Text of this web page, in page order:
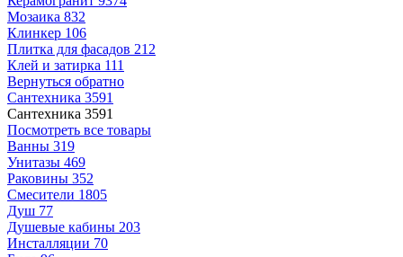
Мозаика 832
Клинкер 106
Плитка для фасадов 212
Клей и затирка 111
Вернуться обратно
Сантехника 3591
Сантехника 3591
Посмотреть все товары
Ванны 319
Унитазы 469
Раковины 352
Смесители 1805
Душ 77
Душевые кабины 203
Инсталляции 70